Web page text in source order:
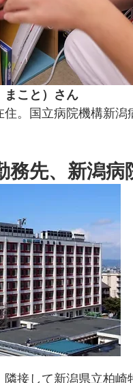
まこと）さん
住。 国立病院機構新潟
務先、新潟
接して新潟県立柏